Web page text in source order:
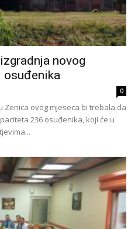
novog
osuđenika
0
Zenica ovog mjeseca bi trebala da
236 osuđenika, koji će u